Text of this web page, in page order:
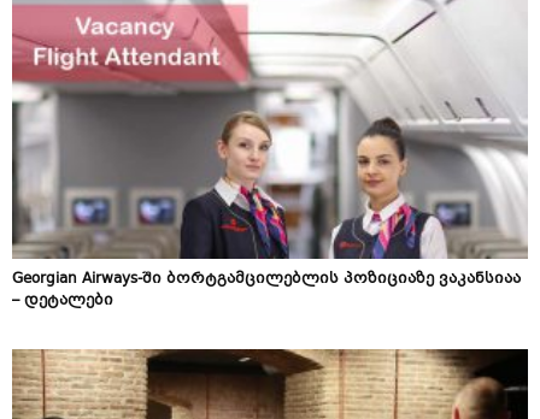
Georgian Airways-ში ბორტგამცილებლის პოზიციაზე ვაკანსიაა
– დეტალები